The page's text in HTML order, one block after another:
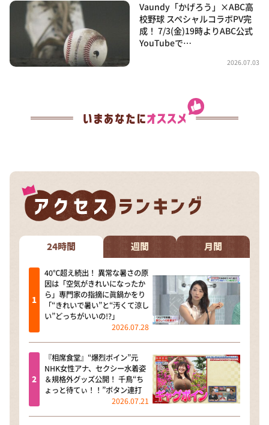
Vaundy「かげろう」×ABC高
校野球 スペシャルコラボPV完
成！ 7/3(金)19時よりABC公式
YouTubeで…
2026.07.03
24時間 週間 月間
40℃超え続出！ 異常な暑さの原
因は「空気がきれいになったか
ら」専門家の指摘に眞鍋かをり
「“きれいで暑い”と“汚くて涼し
い”どっちがいいの!?」
2026.07.28
『相席食堂』“爆烈ボイン”元
NHK女性アナ、セクシー水着姿
＆規格外グッズ公開！ 千鳥“ち
ょっと待てぃ！！”ボタン連打
2026.07.21